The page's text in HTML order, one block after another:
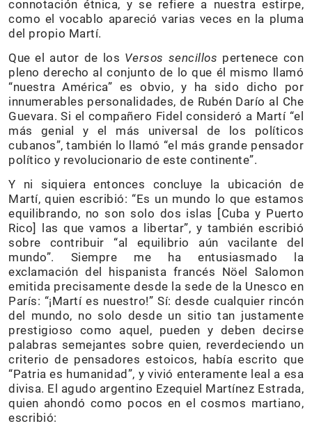
connotación étnica, y se refiere a nuestra estirpe,
como el vocablo apareció varias veces en la pluma
del propio Martí.
Que el autor de los Versos sencillos pertenece con
pleno derecho al conjunto de lo que él mismo llamó
“nuestra América” es obvio, y ha sido dicho por
innumerables personalidades, de Rubén Darío al Che
Guevara. Si el compañero Fidel consideró a Martí “el
más genial y el más universal de los políticos
cubanos”, también lo llamó “el más grande pensador
político y revolucionario de este continente”.
Y ni siquiera entonces concluye la ubicación de
Martí, quien escribió: “Es un mundo lo que estamos
equilibrando, no son solo dos islas [Cuba y Puerto
Rico] las que vamos a libertar”, y también escribió
sobre contribuir “al equilibrio aún vacilante del
mundo”. Siempre me ha entusiasmado la
exclamación del hispanista francés Nöel Salomon
emitida precisamente desde la sede de la Unesco en
París: “¡Martí es nuestro!” Sí: desde cualquier rincón
del mundo, no solo desde un sitio tan justamente
prestigioso como aquel, pueden y deben decirse
palabras semejantes sobre quien, reverdeciendo un
criterio de pensadores estoicos, había escrito que
“Patria es humanidad”, y vivió enteramente leal a esa
divisa. El agudo argentino Ezequiel Martínez Estrada,
quien ahondó como pocos en el cosmos martiano,
escribió: